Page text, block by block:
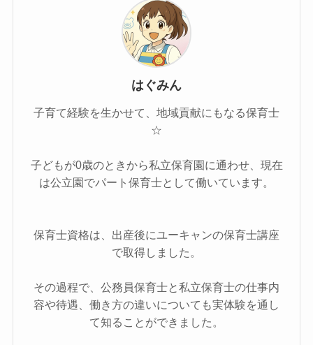
はぐみん
子育て経験を生かせて、地域貢献にもなる保育士
☆
子どもが0歳のときから私立保育園に通わせ、現在
は公立園でパート保育士として働いています。
保育士資格は、出産後にユーキャンの保育士講座
で取得しました。
その過程で、公務員保育士と私立保育士の仕事内
容や待遇、働き方の違いについても実体験を通し
て知ることができました。